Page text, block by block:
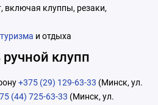
включая клуппы, резаки,
туризма и отдыха
клупп
+375 (29) 129-63-33 (Минск, ул.
(44) 725-63-33 (Минск, ул.